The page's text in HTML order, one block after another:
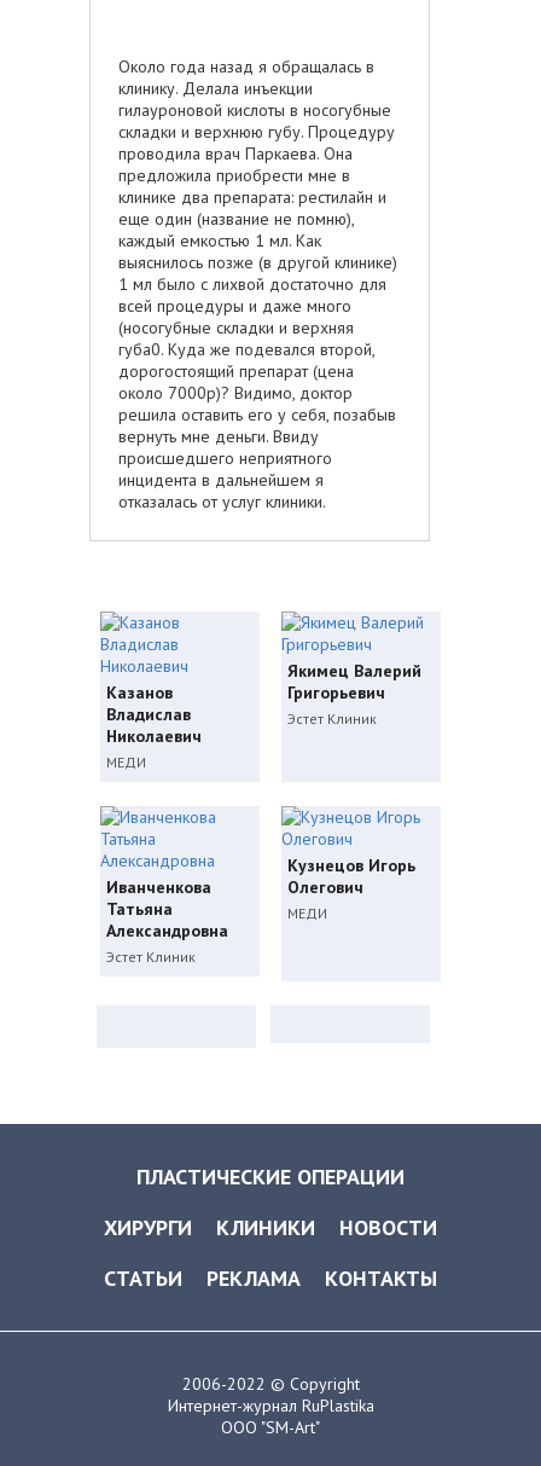
Около года назад я обращалась в
клинику. Делала инъекции
гилауроновой кислоты в носогубные
складки и верхнюю губу. Процедуру
проводила врач Паркаева. Она
предложила приобрести мне в
клинике два препарата: рестилайн и
еще один (название не помню),
каждый емкостью 1 мл. Как
выяснилось позже (в другой клинике)
1 мл было с лихвой достаточно для
всей процедуры и даже много
(носогубные складки и верхняя
губа0. Куда же подевался второй,
дорогостоящий препарат (цена
около 7000р)? Видимо, доктор
решила оставить его у себя, позабыв
вернуть мне деньги. Ввиду
происшедшего неприятного
инцидента в дальнейшем я
отказалась от услуг клиники.
Казанов
Владислав
Николаевич
МЕДИ
Якимец Валерий
Григорьевич
Эстет Клиник
Иванченкова
Татьяна
Александровна
Эстет Клиник
Кузнецов Игорь
Олегович
МЕДИ
ПЛАСТИЧЕСКИЕ ОПЕРАЦИИ
ХИРУРГИ
КЛИНИКИ
НОВОСТИ
СТАТЬИ
РЕКЛАМА КОНТАКТЫ
2006-2022 © Copyright
Интернет-журнал RuPlastika
ООО "SM-Art"